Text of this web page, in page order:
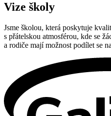
Vize školy
Jsme školou, která poskytuje
s přátelskou atmosférou, kde se
a rodiče mají možnost podílet se